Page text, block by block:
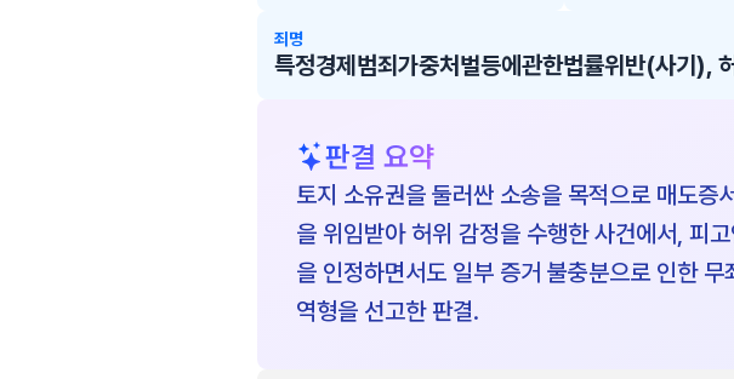
죄명
특정경제범죄가중처벌등에관한법률위반(사기),
판결 요약
토지 소유권을 둘러싼 소송을 목적으로 매도증
을 위임받아 허위 감정을 수행한 사건에서, 피
을 인정하면서도 일부 증거 불충분으로 인한
역형을 선고한 판결.